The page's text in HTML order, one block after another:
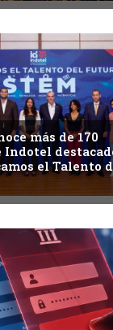
más de 170
el Talento